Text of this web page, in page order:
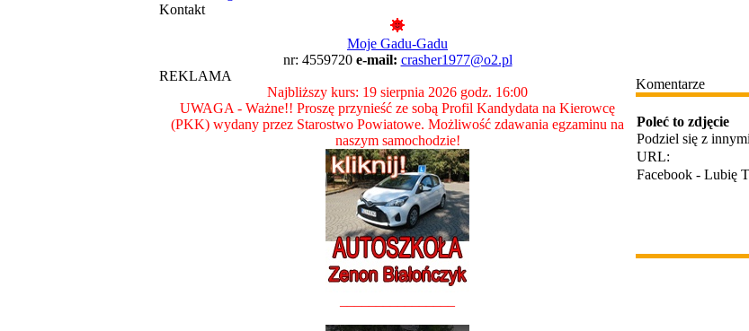
Kontakt
Moje Gadu-Gadu
nr: 4559720 e-mail: crasher1977@o2.pl
REKLAMA
Najbliższy kurs: 19 sierpnia 2026 godz. 16:00
UWAGA - Ważne!! Proszę przynieść ze sobą Profil Kandydata na Kierowcę
(PKK) wydany przez Starostwo Powiatowe. Możliwość zdawania egzaminu na
naszym samochodzie!
Komentarze
Poleć to zdjęcie
Podziel się z
URL:
Facebook - Lubię